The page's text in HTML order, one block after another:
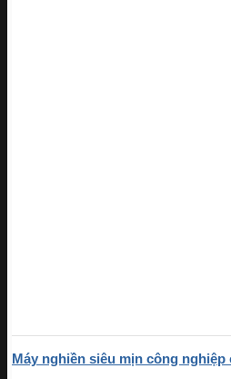
Máy nghiền siêu mịn công nghiệp